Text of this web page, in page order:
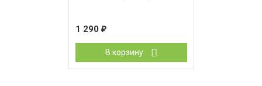
1 290 ₽
В корзину